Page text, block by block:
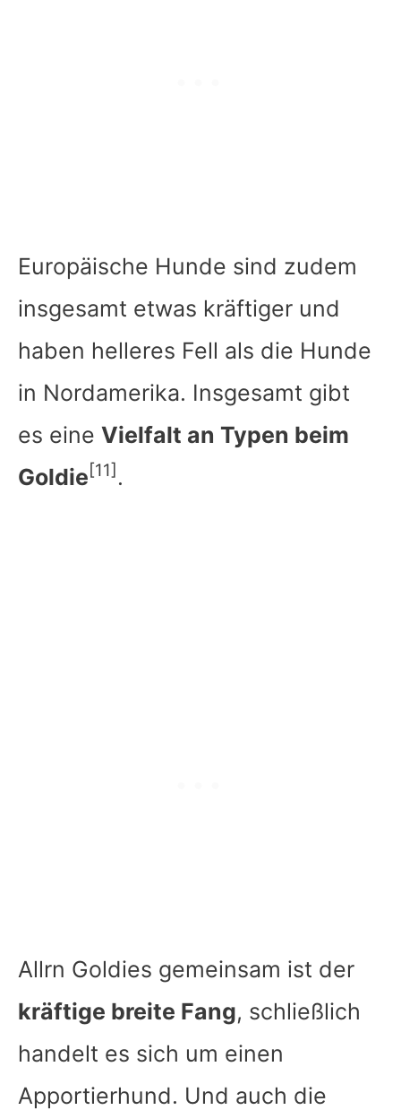
Europäische Hunde sind zudem
insgesamt etwas kräftiger und
haben helleres Fell als die Hunde
in Nordamerika. Insgesamt gibt
es eine Vielfalt an Typen beim
Goldie[11].
Allrn Goldies gemeinsam ist der
kräftige breite Fang, schließlich
handelt es sich um einen
Apportierhund. Und auch die